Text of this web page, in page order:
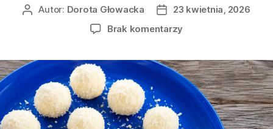
Autor: Dorota Głowacka
23 kwietnia, 2026
Brak komentarzy